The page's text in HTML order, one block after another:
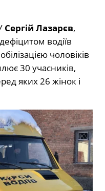
Сергій Лазарєв,
водіїв
чоловіків
30 учасників,
яких 26 жінок і